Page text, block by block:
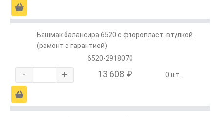
Ä
Башмак балансира 6520 с фторопласт. втулкой
(ремонт с гарантией)
6520-2918070
- + 13 608 ₽ 0 шт.
Ä